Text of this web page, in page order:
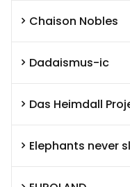
Chaison Nobles
Dadaismus-ic
Das Heimdall
Elephants never